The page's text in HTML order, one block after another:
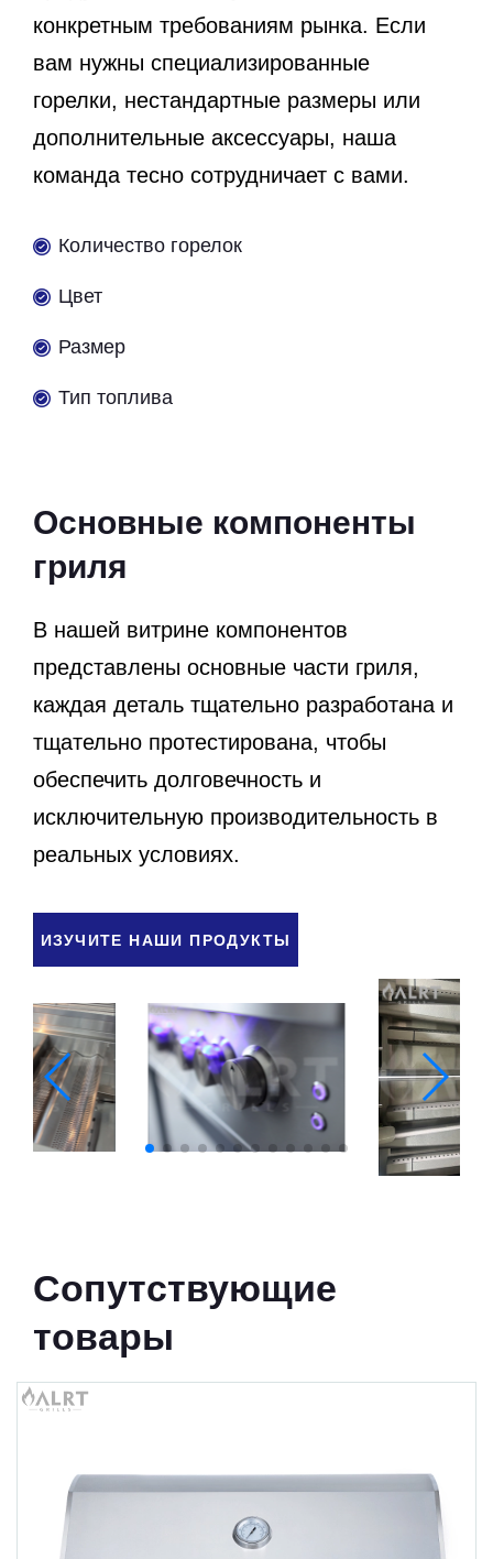
конкретным требованиям рынка. Если
вам нужны специализированные
горелки, нестандартные размеры или
дополнительные аксессуары, наша
команда тесно сотрудничает с вами.
Количество горелок
Цвет
Размер
Тип топлива
Основные компоненты
гриля
В нашей витрине компонентов
представлены основные части гриля,
каждая деталь тщательно разработана и
тщательно протестирована, чтобы
обеспечить долговечность и
исключительную производительность в
реальных условиях.
ИЗУЧИТЕ НАШИ ПРОДУКТЫ
Сопутствующие
товары